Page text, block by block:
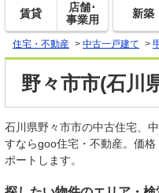
賃貸
店舗･
事業用
新築
住宅・不動産 > 中古一戸建て >
野々市市(石川
石川県野々市市の中古住宅、
すならgoo住宅・不動産。価
ポートします。